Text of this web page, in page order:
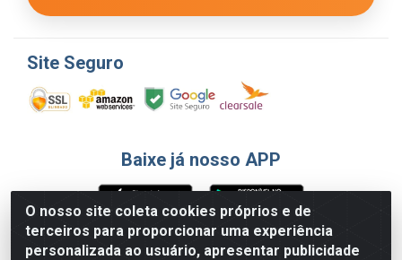
O nosso site coleta cookies próprios e de
terceiros para proporcionar uma experiência
personalizada ao usuário, apresentar publicidade
Site Seguro
Baixe já nosso APP
Formas de Pagamento